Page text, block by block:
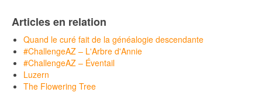
Articles en relation
Quand le curé fait de la généalogie descendante
#ChallengeAZ – L'Arbre d'Annie
#ChallengeAZ – Éventail
Luzern
The Flowering Tree